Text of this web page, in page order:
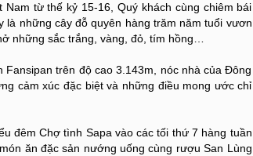
từ thế kỷ 15-16, Quý khách cùng chiêm bái
những cây đỗ quyên hàng trăm năm tuổi vươn
những sắc trắng, vàng, đỏ, tím hồng…
trên độ cao 3.143m, nóc nhà của Đông
cảm xúc đặc biệt và những điều mong ước chỉ
đêm Chợ tình Sapa vào các tối thứ 7 hàng tuần
ăn đặc sản nướng uống cùng rượu San Lùng